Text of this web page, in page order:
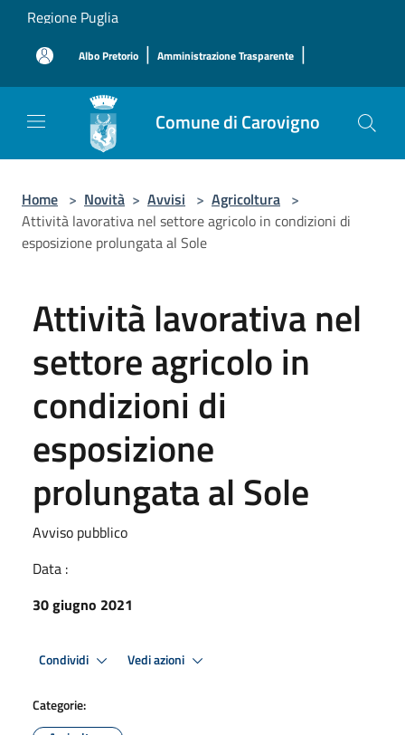
Salta al contenuto principale
Regione Puglia
Albo Pretorio | Amministrazione Trasparente |
Comune di Carovigno
Home > Novità > Avvisi > Agricoltura >
Attività lavorativa nel settore agricolo in condizioni di
esposizione prolungata al Sole
Attività lavorativa nel
settore agricolo in
condizioni di
esposizione
prolungata al Sole
Avviso pubblico
Data :
30 giugno 2021
Condividi Vedi azioni
Categorie: